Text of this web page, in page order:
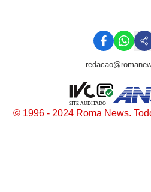
© 1996 - 2024 Roma News.
SITE AUDITADO